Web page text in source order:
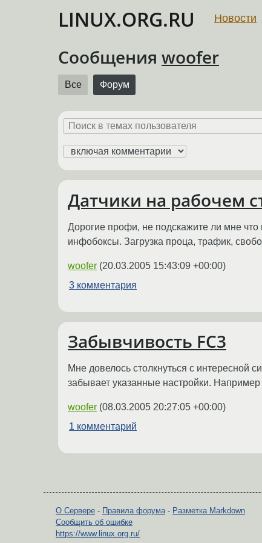
LINUX.ORG.RU Новости
Сообщения woofer
Все Форум
Датчики на рабочем
Дорогие профи, не подскажите ли мне что
инфобоксы. Загрузка проца, трафик,
woofer (20.03.2005 15:43:09 +00:00)
3 комментария
Забывчивость FC3
Мне довелось столкнуться с интересной
забывает указанные настройки.
woofer (08.03.2005 20:27:05 +00:00)
1 комментарий
О Сервере - Правила форума- Разметка Markdown
Сообщить об ошибке
https://www.linux.org.ru/